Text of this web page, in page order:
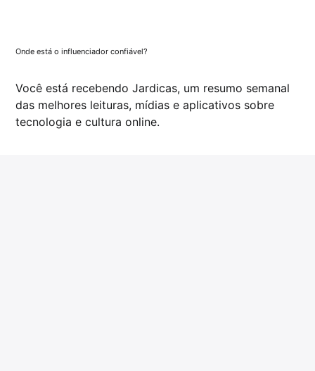
Onde está o influenciador confiável?
Você está recebendo Jardicas, um resumo semanal
das melhores leituras, mídias e aplicativos sobre
tecnologia e cultura online.